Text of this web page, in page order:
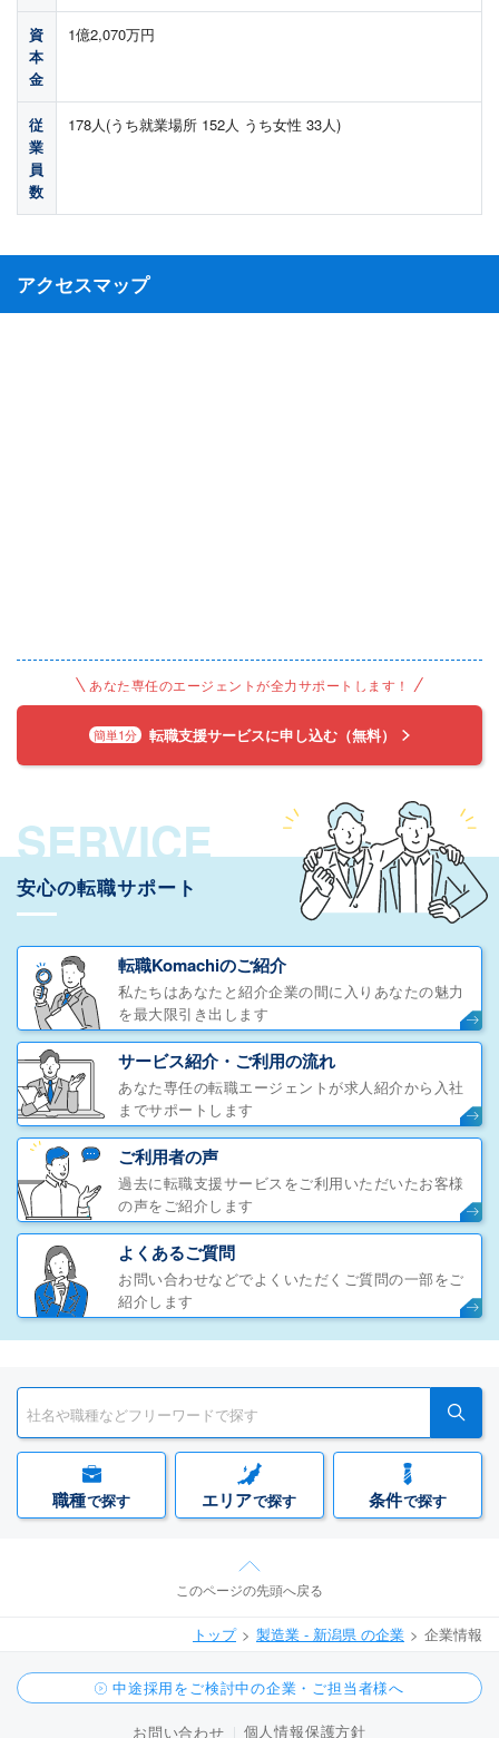
資
本
金
1億2,070万円
従
業
員
数
178人(うち就業場所 152人 うち女性 33人)
アクセスマップ
あなた専任のエージェントが全力サポートします！
簡単1分 転職支援サービスに申し込む（無料）
SERVICE
安心の転職サポート
転職Komachiのご紹介
私たちはあなたと紹介企業の間に入りあなたの魅力
を最大限引き出します
サービス紹介・ご利用の流れ
あなた専任の転職エージェントが求人紹介から入社
までサポートします
ご利用者の声
過去に転職支援サービスをご利用いただいたお客様
の声をご紹介します
よくあるご質問
お問い合わせなどでよくいただくご質問の一部をご
紹介します
職種で探す エリアで探す 条件で探す
このページの先頭へ戻る
トップ 製造業 - 新潟県 の企業 企業情報
中途採用をご検討中の企業・ご担当者様へ
お問い合わせ 個人情報保護方針